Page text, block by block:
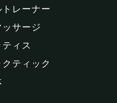
レーナー
サージ
ィス
ティック